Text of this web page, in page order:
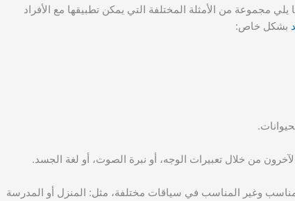
يلي مجموعة من الأمثلة المختلفة التي يمكن تطبيقها مع الأفراد
بشكل خاص:
من خلال تعبيرات الوجه، أو نبرة الصوت، أو لغة الجسد.
وغير المناسب في سياقات مختلفة، مثل: المنزل أو المدرسة